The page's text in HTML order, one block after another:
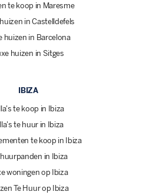
te koop in Maresme
in Castelldefels
huizen in Barcelona
huizen in Sitges
IBIZA
te koop in Ibiza
te huur in Ibiza
te koop in Ibiza
in Ibiza
woningen op Ibiza
Te Huur op Ibiza